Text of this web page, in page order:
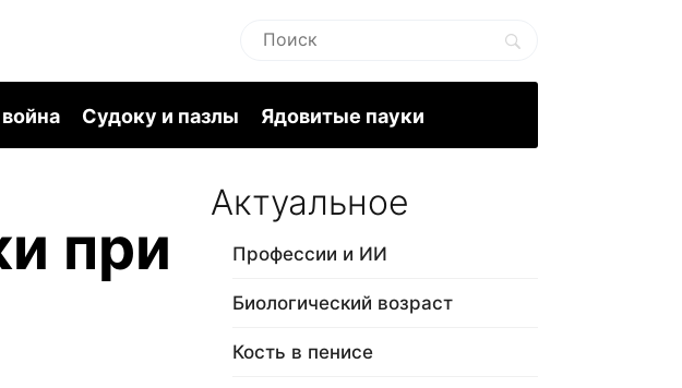
Судоку и пазлы Ядовитые пауки
при
Актуальное
Профессии и ИИ
Биологический возраст
Кость в пенисе